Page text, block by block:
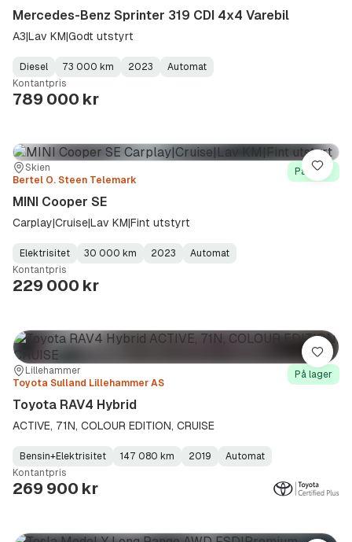
Mercedes-Benz Sprinter 319 CDI 4x4 Varebil
A3|Lav KM|Godt utstyrt
Fuel
Type:
Diesel
Kilometerstand:
73 000 km
Model
Year:
2023
Gearbox
Type:
Automat
Kontantpris
789 000 kr
Sted:
Skien
Forhandler:
Bertel O. Steen Telemark
På lager
MINI Cooper SE
Carplay|Cruise|Lav KM|Fint utstyrt
Fuel
Type:
Elektrisitet
Kilometerstand:
30 000 km
Model
Year:
2023
Gearbox
Type:
Automat
Kontantpris
229 000 kr
Lagre
Sted:Lillehammer
Forhandler:
Toyota Sulland Lillehammer AS
På lager
Toyota RAV4 Hybrid
ACTIVE, 71N, COLOUR EDITION, CRUISE
Fuel
Type:
Bensin+Elektrisitet
Kilometerstand: 147 080 km
Model
Year:
2019
Gearbox
Type:
Automat
Kontantpris
269 900 kr
Lagre